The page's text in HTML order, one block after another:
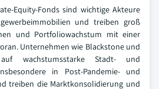
Equity-Fonds sind wichtige Akteure
und treiben groß
und Portfoliowachstum mit einer
Unternehmen wie Blackstone und
wachstumsstarke Stadt- und
in Post-Pandemie- und
treiben die Marktkonsolidierung und